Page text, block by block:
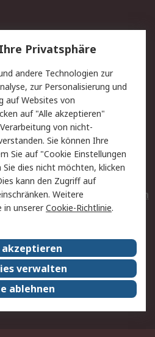
Lieferlösungen
Kontakt
Privatkunden
Datenschutz
Zahlungsbedingungen
Entsorgung
Elektrogeräte/Batterien
RS weltweit
Nachhaltigkeit
Presse-Center
Privatsphäre
andere Technologien zur
zur Personalisierung und
auf Websites von
auf "Alle akzeptieren"
von nicht-
Sie können Ihre
Sie auf "Cookie Einstellungen
dies nicht möchten, klicken
kann den Zugriff auf
Weitere
in unsererCookie-Richtlinie.
akzeptieren
verwalten
ablehnen